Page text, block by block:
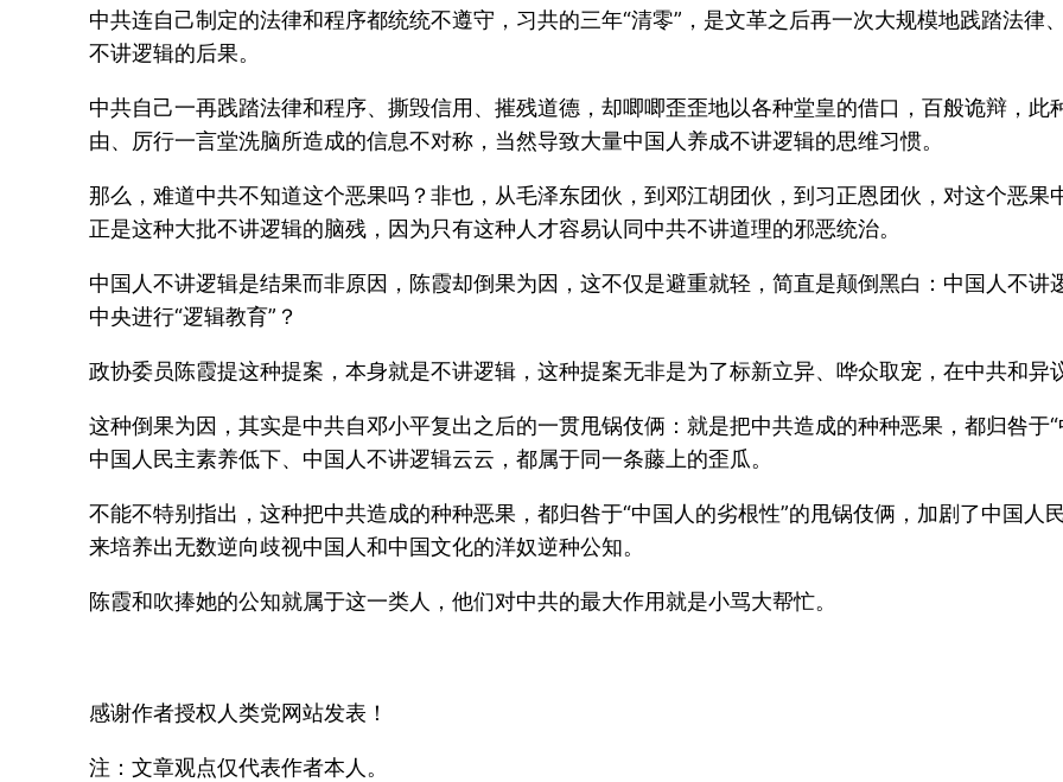
中共连自己制定的法律和程序都统统不遵守，习共的三年“清零”，是文革之后再一次大规模地践踏法律
不讲逻辑的后果。
中共自己一再践踏法律和程序、撕毁信用、摧残道德，却唧唧歪歪地以各种堂皇的借口，百般诡辩，
由、厉行一言堂洗脑所造成的信息不对称，当然导致大量中国人养成不讲逻辑的思维习惯。
那么，难道中共不知道这个恶果吗？非也，从毛泽东团伙，到邓江胡团伙，到习正恩团伙，对这个恶
正是这种大批不讲逻辑的脑残，因为只有这种人才容易认同中共不讲道理的邪恶统治。
中国人不讲逻辑是结果而非原因，陈霞却倒果为因，这不仅是避重就轻，简直是颠倒黑白：中国人不
中央进行“逻辑教育”？
政协委员陈霞提这种提案，本身就是不讲逻辑，这种提案无非是为了标新立异、哗众取宠，在中共和异
这种倒果为因，其实是中共自邓小平复出之后的一贯甩锅伎俩：就是把中共造成的种种恶果，都归咎
中国人民主素养低下、中国人不讲逻辑云云，都属于同一条藤上的歪瓜。
不能不特别指出，这种把中共造成的种种恶果，都归咎于“中国人的劣根性”的甩锅伎俩，加剧了中国人
来培养出无数逆向歧视中国人和中国文化的洋奴逆种公知。
陈霞和吹捧她的公知就属于这一类人，他们对中共的最大作用就是小骂大帮忙。
感谢作者授权人类党网站发表！
注：文章观点仅代表作者本人。